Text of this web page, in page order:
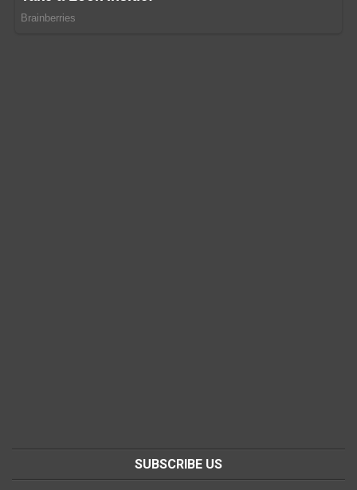
SUBSCRIBE US